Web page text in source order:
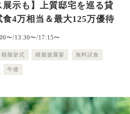
展示も】上質邸宅を巡る貸
4万相当＆最大125万優待
〜/13:30〜/17:15〜
模擬挙式 模擬披露宴 無料試食
午後